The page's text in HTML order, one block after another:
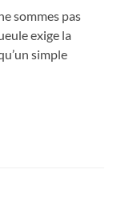
sommes pas
exige la
simple